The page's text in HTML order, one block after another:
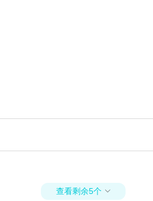
查看剩余5个 